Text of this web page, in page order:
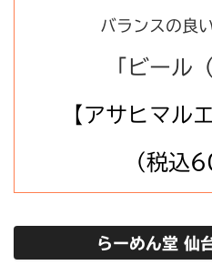
バランスの良
「ビール
【アサヒマル
（税込
らーめん堂 仙